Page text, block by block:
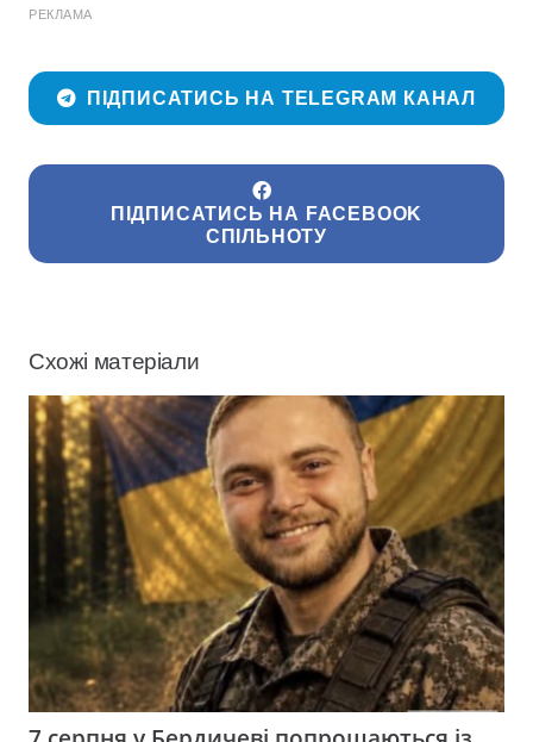
РЕКЛАМА
ПІДПИСАТИСЬ НА TELEGRAM КАНАЛ
ПІДПИСАТИСЬ НА FACEBOOK
СПІЛЬНОТУ
Схожі матеріали